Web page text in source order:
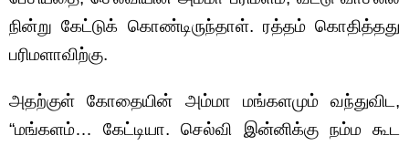
நின்று கேட்டுக் கொண்டிருந்தாள். ரத்தம் கொதித்தது
பரிமளாவிற்கு.
அதற்குள் கோதையின் அம்மா மங்களமும் வந்துவிட,
“மங்களம்… கேட்டியா. செல்வி இன்னிக்கு நம்ம கூட